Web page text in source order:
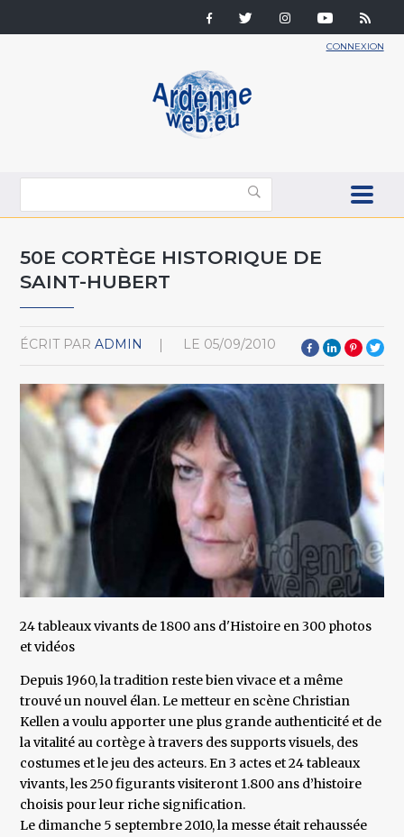
CONNEXION
50E CORTÈGE HISTORIQUE DE
SAINT-HUBERT
ÉCRIT PAR ADMIN LE 05/09/2010
24 tableaux vivants de 1800 ans d'Histoire en 300 photos
et vidéos
Depuis 1960, la tradition reste bien vivace et a même
trouvé un nouvel élan. Le metteur en scène Christian
Kellen a voulu apporter une plus grande authenticité et de
la vitalité au cortège à travers des supports visuels, des
costumes et le jeu des acteurs. En 3 actes et 24 tableaux
vivants, les 250 figurants visiteront 1.800 ans d’histoire
choisis pour leur riche signification.
Le dimanche 5 septembre 2010, la messe était rehaussée